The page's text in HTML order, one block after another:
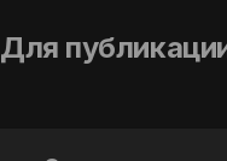
Для